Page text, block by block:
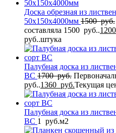
Доска обрезная из
50x150x4000мм 1500руб.
составляла 1500 руб..1200
руб..штука
Палубная доска из
BC 1700руб.
руб..1360 руб.Текущая
Палубная доска из
BC 1 руб.м2